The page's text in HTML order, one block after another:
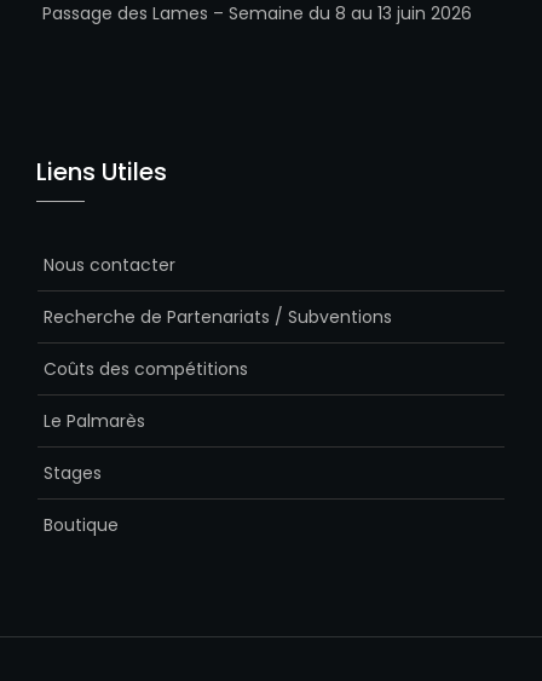
Passage des Lames – Semaine du 8 au 13 juin 2026
Liens Utiles
Nous contacter
Recherche de Partenariats / Subventions
Coûts des compétitions
Le Palmarès
Stages
Boutique